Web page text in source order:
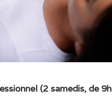
(2 samedis, de